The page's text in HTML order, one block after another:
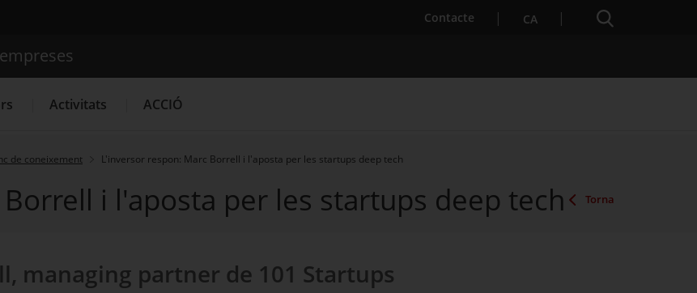
Contacte . Obre en una nova finestra.
CA Cercador
Cercador
d'innovació Convocatòries d'ajuts obertes Últimes notícies Properes activitats
Activitats ACCIÓ
de coneixement L'inversor respon: Marc Borrell i l'aposta per les startups deep tech
i l'aposta per les startups deep tech Torna
managing partner de 101 Startups